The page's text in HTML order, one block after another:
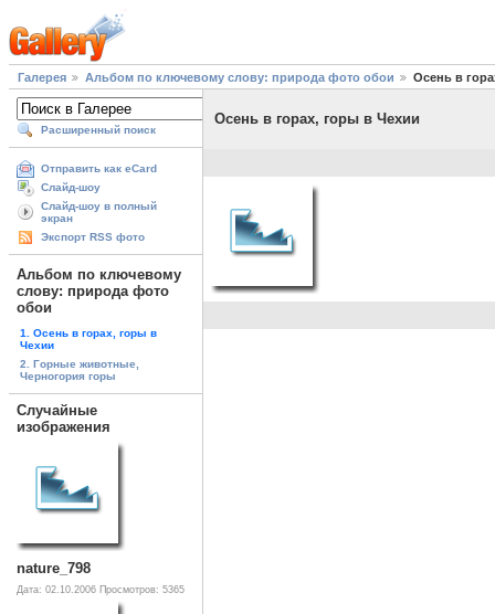
Галерея Альбом по ключевому слову: природа фото обои Осень в
Расширенный поиск
Отправить как eCard
Слайд-шоу
Слайд-шоу в полный
экран
Экспорт RSS фото
Альбом по ключевому
слову: природа фото
обои
1. Осень в горах, горы в
Чехии
2. Горные животные,
Черногория горы
Случайные
изображения
nature_798
Дата: 02.10.2006 Просмотров: 5365
Осень в горах, горы в Чехии